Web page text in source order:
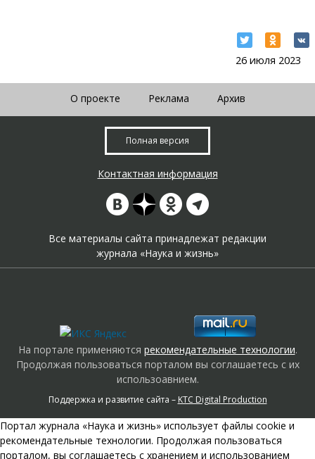
26 июля 2023
О проекте Реклама Архив
Полная версия
Контактная информация
Все материалы сайта принадлежат редакции
журнала «Наука и жизнь»
На портале применяются рекомендательные технологии.
Продолжая пользоваться порталом вы соглашаетесь с их
использоавнием.
Поддержка и развитие сайта – KTC Digital Production
Портал журнала «Наука и жизнь» использует файлы cookie и
рекомендательные технологии. Продолжая пользоваться
порталом, вы соглашаетесь с хранением и использованием